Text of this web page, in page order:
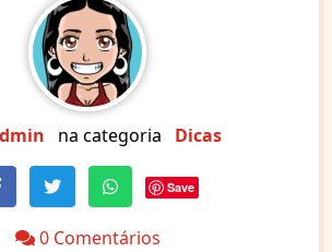
na categoria Dicas
Save
0 Comentários